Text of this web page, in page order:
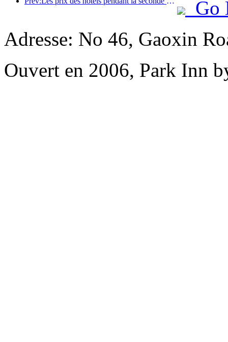
Go
Adresse: No 46, Gaoxin
Ouvert en 2006, Park Inn